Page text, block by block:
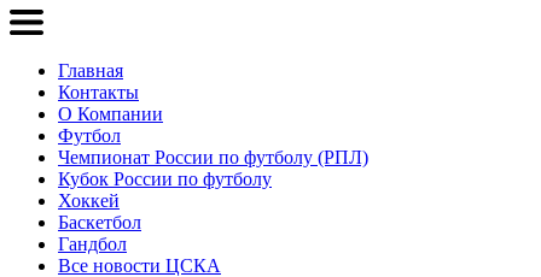
Главная
Контакты
О Компании
Футбол
Чемпионат России по футболу (РПЛ)
Кубок России по футболу
Хоккей
Баскетбол
Гандбол
Все новости ЦСКА